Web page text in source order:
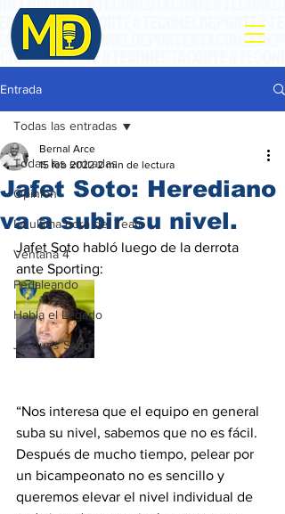
Entrada
Todas las entradas
Opinión
La ultima hora del Team
Ventana 4
Pedaleando
Habla el Legado
Jacques Sagot
Todas las entradas
Jafet Soto: Herediano
va a subir su nivel.
Bernal Arce
15 feb 2022 2 min de lectura
Jafet Soto habló luego de la derrota
ante Sporting:
“Nos interesa que el equipo en general
suba su nivel, sabemos que no es fácil.
Después de mucho tiempo, pelear por
un bicampeonato no es sencillo y
queremos elevar el nivel individual de